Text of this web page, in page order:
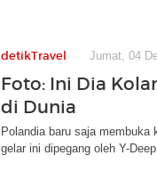
detikTravel Jumat, 04
Foto: Ini Dia
di Dunia
Polandia baru saja membuka
gelar ini dipegang oleh Y-